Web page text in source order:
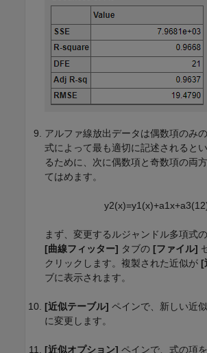
アルファ線放出データは偶数項のみ
式によって最も適切に記述されると
るために、次に偶数項と奇数項の両
てはめます。
y2(x)=y1(x)+a1x+a3(12
まず、変更するルジャンドル多項式
[曲線フィッター] タブの [ファイル]
クリックします。複製された近似が [
ブに表示されます。
[近似テーブル] ペインで、新しい近
に変更します。
[近似オプション] ペインで、式の項